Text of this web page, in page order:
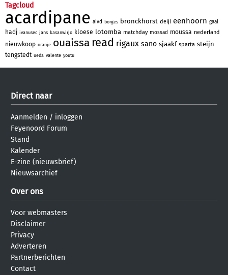
Tagcloud
acardipane aivd borges bronckhorst deijl eenhoorn gaal
hadj ivanusec jans kasanwirjo kloese lotomba matchday mossad moussa nederland
nieuwkoop oranje ouaissa read rigaux sano sjaakf sparta steijn
tengstedt ueda valente youtu
Direct naar
Aanmelden / inloggen
Feyenoord Forum
Stand
Kalender
E-zine (nieuwsbrief)
Nieuwsarchief
Over ons
Voor webmasters
Disclaimer
Privacy
Adverteren
Partnerberichten
Contact